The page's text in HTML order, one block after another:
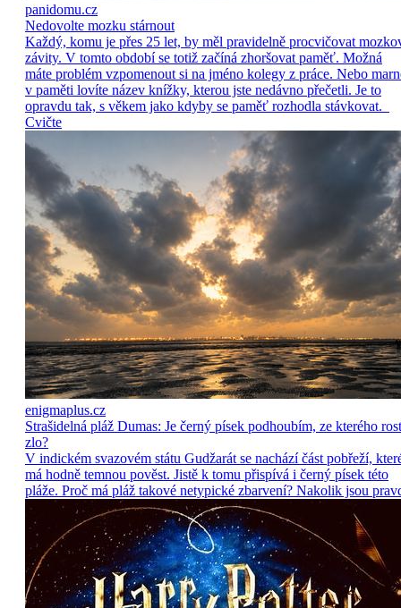
panidomu.cz
Nedovolte mozku stárnout
Každý, komu je přes 25 let, by měl pravidelně procvičovat
závity. V tomto období se totiž začíná zhoršovat paměť. Možná
máte problém vzpomenout si na jméno kolegy z práce. Nebo
v paměti lovíte název knížky, kterou jste nedávno přečetli. Je to
opravdu tak, s věkem jako kdyby se paměť rozhodla stávkovat.
Cvičte
enigmaplus.cz
Strašidelná pláž Dumas: Je černý písek podhoubím, ze kterého
zlo?
V indickém svazovém státu Gudžarát se nachází část pobřeží,
má hodně temnou pověst. Jistě k tomu přispívá i černý písek této
pláže. Proč má pláž takové netypické zbarvení? Nakolik jsou